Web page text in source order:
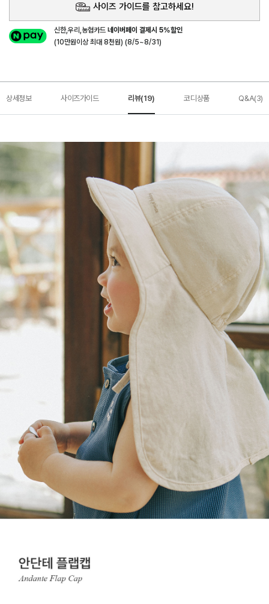
사이즈 가이드를 참고하세요!
신한,우리,농협카드네이버페이 결제시 5%할인
(10만원이상 최대 8천원) (8/5~8/31)
상세정보 사이즈가이드 리뷰(19) 코디상품 Q&A(3)